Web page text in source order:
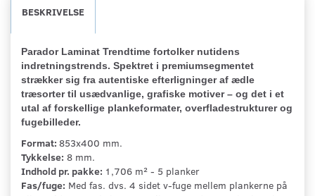
BESKRIVELSE
Parador Laminat Trendtime fortolker nutidens
indretningstrends. Spektret i premiumsegmentet
strækker sig fra autentiske efterligninger af ædle
træsorter til usædvanlige, grafiske motiver – og det i et
utal af forskellige plankeformater, overfladestrukturer og
fugebilleder.
Format: 853x400 mm.
Tykkelse: 8 mm.
Indhold pr. pakke: 1,706 m² - 5 planker
Fas/fuge: Med fas. dvs. 4 sidet v-fuge mellem plankerne på